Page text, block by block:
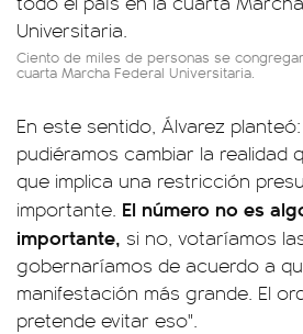
Ciento de miles de personas se
cuarta Marcha Federal Universitaria.
En este sentido, Álvarez
pudiéramos cambiar la realidad
que implica una restricción
importante. El número no es
importante, si no, votaríamos
gobernaríamos de acuerdo a
manifestación más grande. El
pretende evitar eso".